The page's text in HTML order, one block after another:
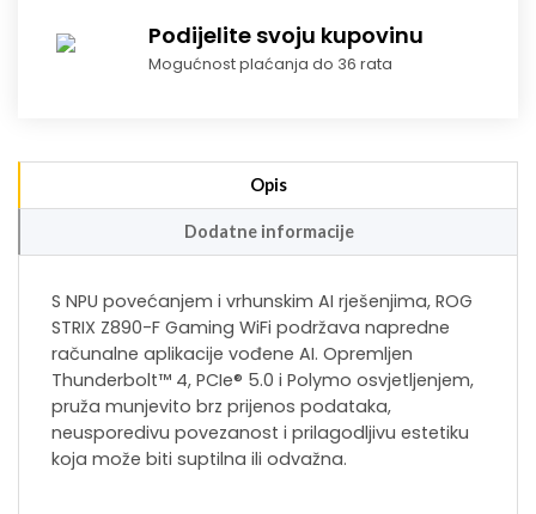
Podijelite svoju kupovinu
Mogućnost plaćanja do 36 rata
Opis
Dodatne informacije
S NPU povećanjem i vrhunskim AI rješenjima, ROG
STRIX Z890-F Gaming WiFi podržava napredne
računalne aplikacije vođene AI. Opremljen
Thunderbolt™ 4, PCIe® 5.0 i Polymo osvjetljenjem,
pruža munjevito brz prijenos podataka,
neusporedivu povezanost i prilagodljivu estetiku
koja može biti suptilna ili odvažna.